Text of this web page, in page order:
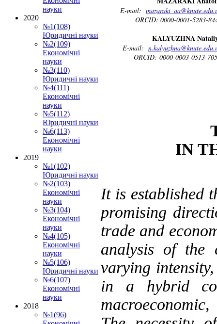
E-mail:
ORCID: 0000-0001-5283-
KALYUZHNA
E-mail:
ORCID: 0000-0003-0513-
IN
It is established
promising
trade and
analysis of the
varying
in a hybrid
науки
2020
№1(108)
Юридичні науки
№2(109)
Економічні
науки
№3(110)
Юридичні науки
№4(111)
Економічні
науки
№5(112)
Юридичні науки
№6(113)
Економічні
науки
2019
№1(102)
Юридичні науки
№2(103)
Економічні
науки
№3(104)
Економічні
науки
№4(105)
Економічні
науки
№5(106)
Юридичні науки
№6(107)
Економічні
науки
2018
№1(96)